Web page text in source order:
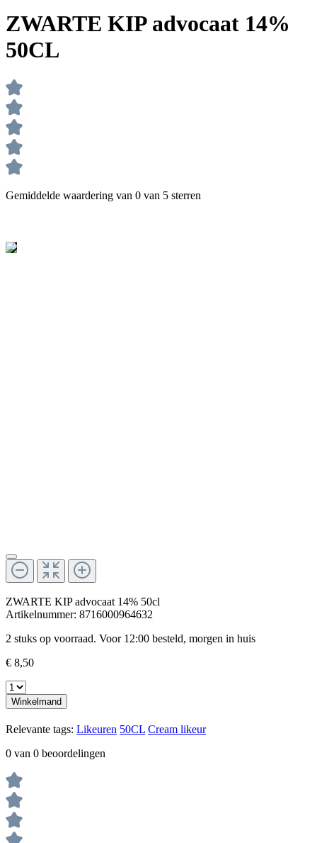
ZWARTE KIP advocaat 14%
50CL
Gemiddelde waardering van 0 van 5 sterren
ZWARTE KIP advocaat 14% 50cl
Artikelnummer: 8716000964632
2 stuks op voorraad. Voor 12:00 besteld, morgen in huis
€ 8,50
Winkelmand
Relevante tags: Likeuren 50CL Cream likeur
0 van 0 beoordelingen